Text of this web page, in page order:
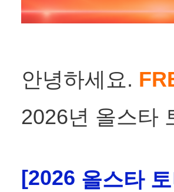
안녕하세요.
2026년 올스타
[2026 올스타